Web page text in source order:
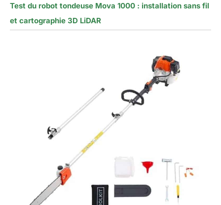
Test du robot tondeuse Mova 1000 : installation sans fil
et cartographie 3D LiDAR